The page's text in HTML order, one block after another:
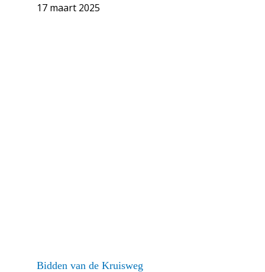
17 maart 2025
Bidden van de Kruisweg